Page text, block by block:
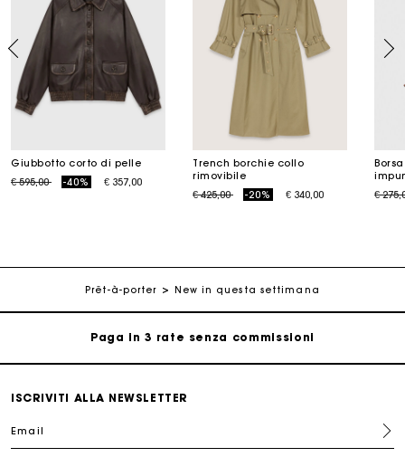
Giubbotto corto di pelle
Price reduced from
€ 595,00to -40% € 357,00
Trench borchie collo
rimovibile
Price reduced from
€ 425,00to -20% € 340,00
Price
€
Prêt-à-porter New in questa settimana
Consegna a domicilio offerta entro 2-3 giorni
Paga in 3 rate senza commissioni
ISCRIVITI ALLA NEWSLETTER
Email